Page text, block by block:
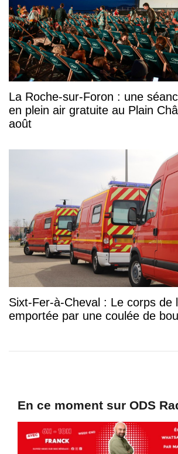
La Roche-sur-Foron : une
en plein air gratuite au Plain
août
Sixt-Fer-à-Cheval : Le corps de
emportée par une coulée de
En ce moment sur ODS